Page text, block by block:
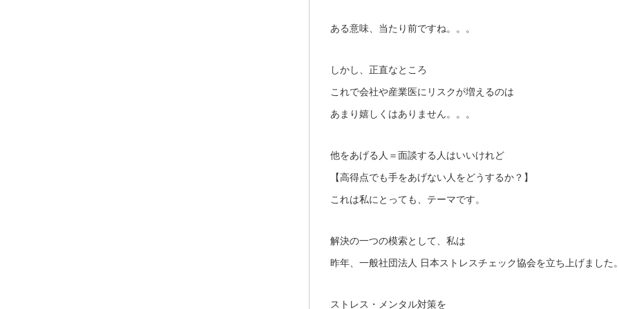
ある意味、当たり前ですね。。。
しかし、正直なところ
これで会社や産業医にリスクが増えるのは
あまり嬉しくはありません。。。
他をあげる人＝面談する人はいいけれど
【高得点でも手をあげない人をどうするか？】
これは私にとっても、テーマです。
解決の一つの模索として、私は
昨年、一般社団法人 日本ストレスチェック協会を立ち上げました
ストレス・メンタル対策を